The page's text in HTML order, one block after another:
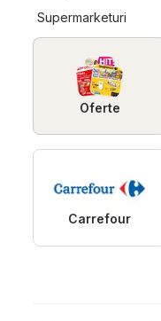
Supermarketuri
Oferte
Carrefour